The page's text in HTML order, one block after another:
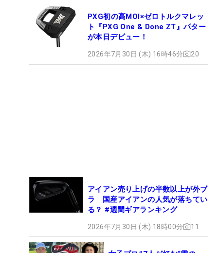
PXG初の高MOI×ゼロトルクマレッ
ト『PXG One & Done ZT』パター
が本日デビュー！
2026年7月30日 (木) 16時46分 20
アイアン売り上げの半数以上が外ブ
ラ 国産アイアンの人気が落ちてい
る？ #週間ギアランキング
2026年7月30日 (木) 18時00分 11